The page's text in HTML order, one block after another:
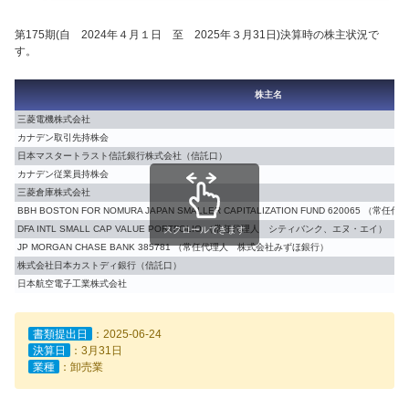
第175期(自 2024年４月１日 至 2025年３月31日)決算時の株主状況で
す。
株主名
三菱電機株式会社
カナデン取引先持株会
日本マスタートラスト信託銀行株式会社（信託口）
カナデン従業員持株会
三菱倉庫株式会社
BBH BOSTON FOR NOMURA JAPAN SMALLER CAPITALIZATION FUND 620065 （常任代
DFA INTL SMALL CAP VALUE PORTFOLIO （常任代理人 シティバンク、エヌ・エイ）
JP MORGAN CHASE BANK 385781 （常任代理人 株式会社みずほ銀行）
株式会社日本カストディ銀行（信託口）
日本航空電子工業株式会社
スクロールできます
書類提出日
：2025-06-24
決算日
：3月31日
業種
：卸売業